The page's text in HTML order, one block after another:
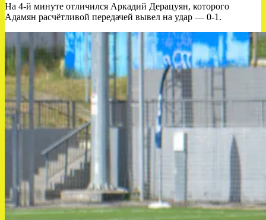
На 4-й минуте отличился Аркадий Дерацуян, которого
Адамян расчётливой передачей вывел на удар — 0-1.